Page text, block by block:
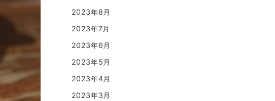
2023年8月
2023年7月
2023年6月
2023年5月
2023年4月
2023年3月